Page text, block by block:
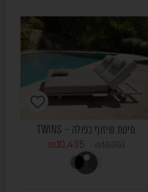
מיטת שיזוף כפולה – TWINS
13,051
₪10,435